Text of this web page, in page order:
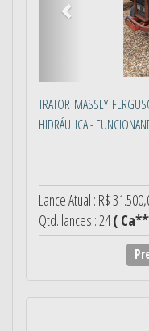
TRATOR MASSEY
HIDRÁULICA -
Lance Atual : R$
Qtd. lances : 24(